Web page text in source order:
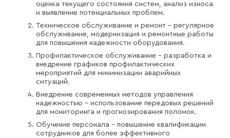
оценка текущего состояния систем, анализ износа
и выявление потенциальных проблем.
Техническое обслуживание и ремонт – регулярное
обслуживание, модернизация и ремонтные работы
для повышения надежности оборудования.
Профилактическое обслуживание – разработка и
внедрение графиков профилактических
мероприятий для минимизации аварийных
ситуаций.
Внедрение современных методов управления
надежностью – использование передовых решений
для мониторинга и прогнозирования поломок.
Обучение персонала – повышение квалификации
сотрудников для более эффективного